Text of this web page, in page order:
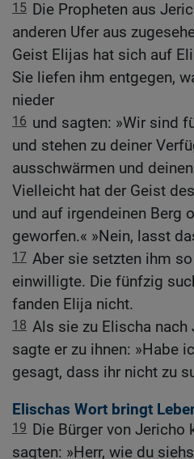
15 Die Propheten aus
anderen Ufer aus
Geist Elijas hat sich auf
Sie liefen ihm entgegen,
nieder
16 und sagten: »Wir sind
und stehen zu deiner
ausschwärmen und
Vielleicht hat der Geist
und auf irgendeinen Berg
geworfen.« »Nein, lasst
17 Aber sie setzten ihm
einwilligte. Die fünfzig
fanden Elija nicht.
18 Als sie zu Elischa nach
sagte er zu ihnen: »Habe
gesagt, dass ihr nicht zu
Elischas Wort bringt
19 Die Bürger von Jericho
sagten: »Herr, wie du